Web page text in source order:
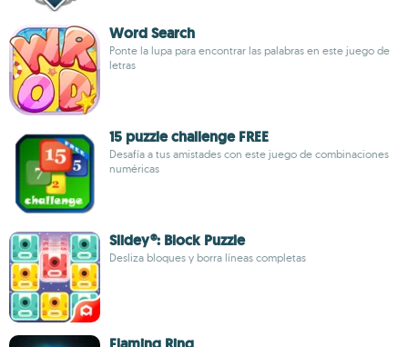
Word Search
Ponte la lupa para encontrar las palabras en este juego de
letras
15 puzzle challenge FREE
Desafía a tus amistades con este juego de combinaciones
numéricas
Slidey®: Block Puzzle
Desliza bloques y borra líneas completas